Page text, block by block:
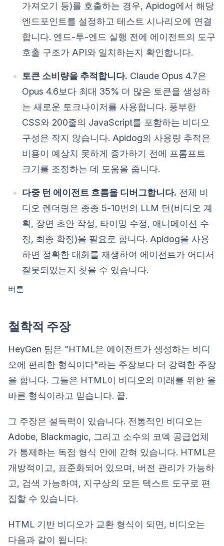
가져오기 등)를 호출하는 경우, Apidog에서 해당
엔드포인트를 설정하고 테스트 시나리오에 연결
합니다. 엔드-투-엔드 실행 전에 에이전트의 도구
호출 구조가 API와 일치하는지 확인합니다.
토큰 소비량을 추적합니다. Claude Opus 4.7은
Opus 4.6보다 최대 35% 더 많은 토큰을 생성하
는 새로운 토크나이저를 사용합니다. 풍부한
CSS와 200줄의 JavaScript를 포함하는 비디오
구성은 작지 않습니다. Apidog의 사용량 추적은
비용이 예상치 못하게 증가하기 전에 프롬프트
크기를 조정하는 데 도움을 줍니다.
다중 턴 에이전트 흐름을 디버그합니다. 전체 비
디오 렌더링은 종종 5-10번의 LLM 턴(비디오 계
획, 장면 초안 작성, 타이밍 수정, 애니메이션 수
정, 최종 확정)을 필요로 합니다. Apidog을 사용
하면 정확한 대화를 재생하여 에이전트가 어디서
잘못되었는지 찾을 수 있습니다.
버튼
철학적 주장
HeyGen 팀은 "HTML은 에이전트가 생성하는 비디
오에 편리한 형식이다"라는 주장보다 더 강력한 주장
을 합니다. 그들은 HTML이 비디오의 미래를 위한 올
바른 형식이라고 믿습니다. 끝.
그 주장은 설득력이 있습니다. 전통적인 비디오는
Adobe, Blackmagic, 그리고 소수의 코덱 공급업체
가 통제하는 독점 형식 안에 갇혀 있습니다. HTML은
개방적이고, 표준화되어 있으며, 버전 관리가 가능하
고, 검색 가능하며, 지구상의 모든 텍스트 도구로 편
집할 수 있습니다.
HTML 기반 비디오가 교환 형식이 되면, 비디오는
다음과 같이 됩니다: